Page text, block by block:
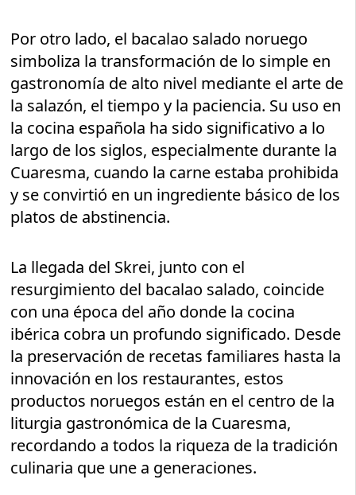
Por otro lado, el bacalao salado noruego
simboliza la transformación de lo simple en
gastronomía de alto nivel mediante el arte de
la salazón, el tiempo y la paciencia. Su uso en
la cocina española ha sido significativo a lo
largo de los siglos, especialmente durante la
Cuaresma, cuando la carne estaba prohibida
y se convirtió en un ingrediente básico de los
platos de abstinencia.
La llegada del Skrei, junto con el
resurgimiento del bacalao salado, coincide
con una época del año donde la cocina
ibérica cobra un profundo significado. Desde
la preservación de recetas familiares hasta la
innovación en los restaurantes, estos
productos noruegos están en el centro de la
liturgia gastronómica de la Cuaresma,
recordando a todos la riqueza de la tradición
culinaria que une a generaciones.